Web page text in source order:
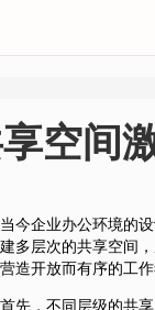
空间
当今企业办公环境的
建多层次的共享空间
营造开放而有序的工
首先，不同层级的共